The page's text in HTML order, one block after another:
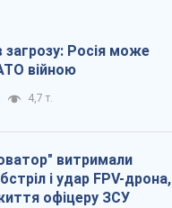
загрозу: Росія може
війною
4,7 т.
витримали
і удар FPV-дрона,
офіцеру ЗСУ